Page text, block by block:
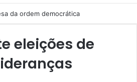
da ordem democrática
eleições de